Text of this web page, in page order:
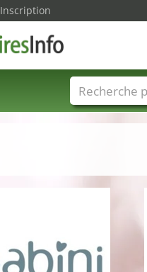
Inscription
Foire noms